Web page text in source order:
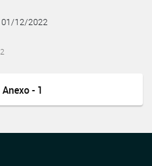
01/12/2022
- 1